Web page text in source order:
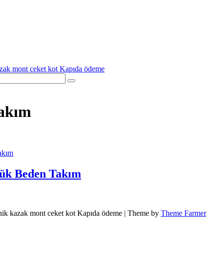
ceket kot Kapıda ödeme
Beden Takım
kazak mont ceket kot Kapıda ödeme | Theme by Theme Farmer